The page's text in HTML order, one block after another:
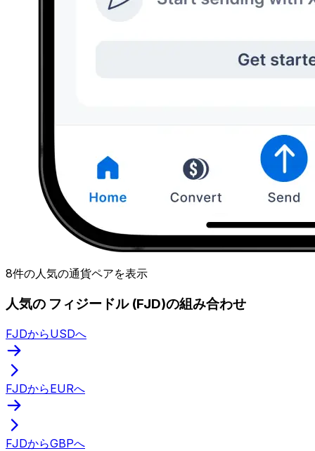
8件の人気の通貨ペアを表示
人気の フィジードル (FJD)の組み合わせ
FJDからUSDへ
FJDからEURへ
FJDからGBPへ